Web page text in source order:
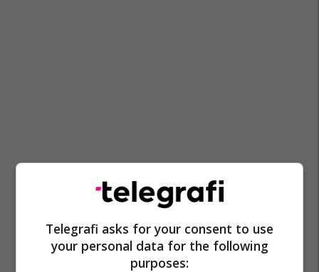
Telegrafi asks for your consent to use
your personal data for the following
purposes: